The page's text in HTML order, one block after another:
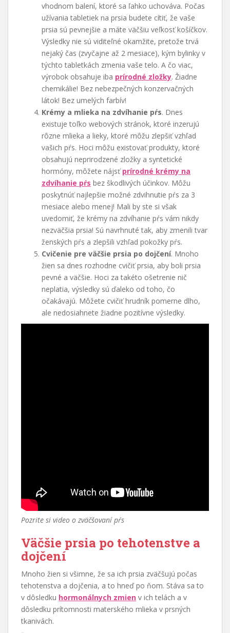
vhodnom balení, ktoré sa ľahko uchováva. Počas
užívania tabletiek na prsia budete cítiť, že vaše
prsia sú pevnejšie a máte väčšiu veľkosť košíčkov.
Výsledky nie sú viditeľné okamžite, pretože trvá
nejaký čas (zvyčajne až 2 mesiace), kým bylinky v
týchto tabletkách zmenia vaše telo. A čo viac,
výrobok obsahuje iba prírodné zložky. Žiadne
chemikálie! Bez nebezpečných konzervačných
látok! Bez umelých farbív!
Krémy a mlieka na zdvíhanie pŕs. Dnes
existuje toľko webových stránok, ktoré inzerujú
rôzne mlieka a lieky, ktoré môžu zlepšiť vzhľad
vašich pŕs. Hoci môžu existovať produkty, ktoré
obsahujú neprirodzené zložky a syntetické
hormóny, môžete nájsťprírodné krémy na
zdvíhanie pŕs bez škodlivých účinkov. Môžu
poskytnúť najlepšie možné zdvihnutie pŕs za 3
mesiace alebo menej! Mali by ste si však
uvedomiť, že krémy na zdvíhanie pŕs vám nikdy
nezväčšia prsia! Sú navrhnuté tak, aby zmenili tvar
ženských pŕs a zlepšili vzhľad pokožky pŕs.
Cvičenie pre väčšie prsia po dojčení. Mnoho
žien sa dnes rozhodne cvičiť prsia, aby boli prsia
pevné a väčšie. Hoci za takéto ošetrenie nič
neplatia, výsledky sú ďaleko od toho, čo
očakávajú. Môžete cvičiť hrudník pomerne dlho,
ale nedosiahnete žiadne pozitívne výsledky.
Pozrite si video o zväčšovaní pŕs
Väčšie prsia po tehotenstve a
dojčení
Mnoho žien si všimne, že sa ich prsia zväčšujú počas
tehotenstva a dojčenia, a to hneď po ňom. Stáva sa to
v dôsledku hormonálnych zmien v ich telách a v
dôsledku prítomnosti materského mlieka v prsných
tkanivách.